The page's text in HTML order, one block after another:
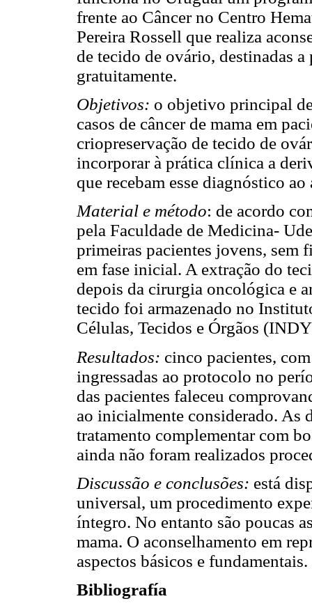
frente ao Câncer no Centro
Pereira Rossell que realiza
de tecido de ovário, destinadas
gratuitamente.
Objetivos: o objetivo principal
casos de câncer de mama em
criopreservação de tecido de
incorporar à prática clínica a
que recebam esse diagnóstico
Material e método: de acordo
pela Faculdade de Medicina-
primeiras pacientes jovens, sem
em fase inicial. A extração do
depois da cirurgia oncológica e
tecido foi armazenado no
Células, Tecidos e Órgãos
Resultados: cinco pacientes,
ingressadas ao protocolo no
das pacientes faleceu
ao inicialmente considerado. As
tratamento complementar com
ainda não foram realizados
Discussão e conclusões: está
universal, um procedimento
íntegro. No entanto são poucas
mama. O aconselhamento em
aspectos básicos e fundamentais.
Bibliografía